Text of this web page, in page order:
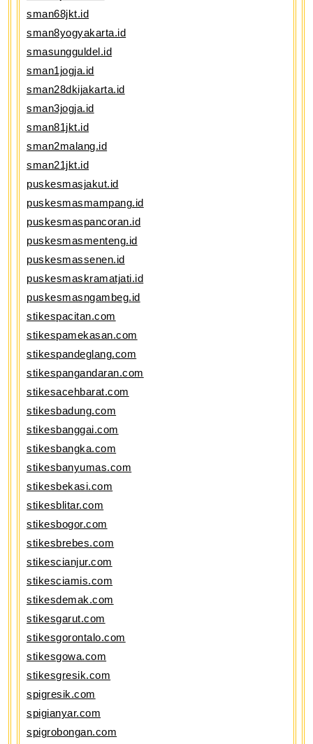
sman68jkt.id
sman8yogyakarta.id
smasungguldel.id
sman1jogja.id
sman28dkijakarta.id
sman3jogja.id
sman81jkt.id
sman2malang.id
sman21jkt.id
puskesmasjakut.id
puskesmasmampang.id
puskesmaspancoran.id
puskesmasmenteng.id
puskesmassenen.id
puskesmaskramatjati.id
puskesmasngambeg.id
stikespacitan.com
stikespamekasan.com
stikespandeglang.com
stikespangandaran.com
stikesacehbarat.com
stikesbadung.com
stikesbanggai.com
stikesbangka.com
stikesbanyumas.com
stikesbekasi.com
stikesblitar.com
stikesbogor.com
stikesbrebes.com
stikescianjur.com
stikesciamis.com
stikesdemak.com
stikesgarut.com
stikesgorontalo.com
stikesgowa.com
stikesgresik.com
spigresik.com
spigianyar.com
spigrobongan.com